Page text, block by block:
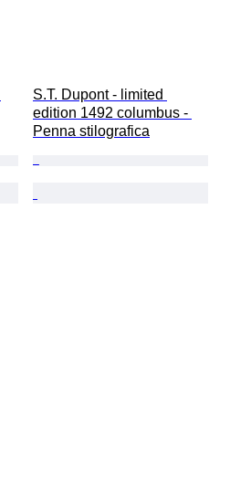
S.T. Dupont - limited
edition 1492 columbus -
Penna stilografica